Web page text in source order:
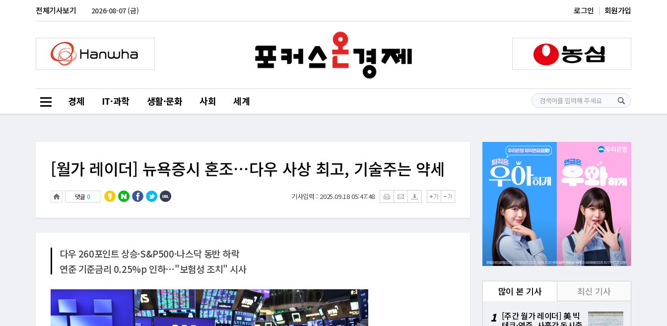
전체기사보기 2026-08-07 (금) 로그인 회원가입
경제 IT·과학 생활·문화 사회 세계
[월가 레이더] 뉴욕증시 혼조⋯다우 사상 최고, 기술주는 약세
댓글 0 기사입력 : 2025.09.18 05:47:48
다우 260포인트 상승·S&P500·나스닥 동반 하락
연준 기준금리 0.25%p 인하⋯"보험성 조치" 시사
많이 본 기사 최신 기사
1 [주간 월가 레이더] 美 빅